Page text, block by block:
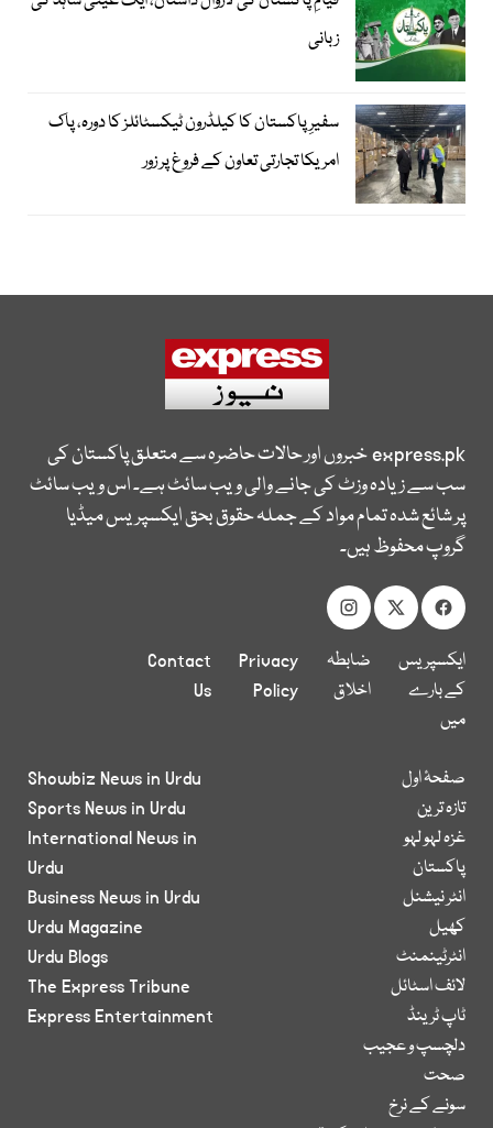
زبانی
سفیرِ پاکستان کا کیلڈرون ٹیکسٹائلز کا دورہ، پاک
امریکا تجارتی تعاون کے فروغ پر زور
express.pkخبروں اور حالات حاضرہ سے متعلق پاکستان کی
سب سے زیادہ وزٹ کی جانے والی ویب سائٹ ہے۔ اس ویب سائٹ
پر شائع شدہ تمام مواد کے جملہ حقوق بحق ایکسپریس میڈیا
گروپ محفوظ ہیں۔
ایکسپریس
کے بارے
میں
ضابطہ
اخلاق
Privacy
Policy
Contact
Us
صفحۂ اول
تازہ ترین
غزہ لہو لہو
پاکستان
انٹر نیشنل
کھیل
انٹرٹینمنٹ
لائف اسٹائل
ٹاپ ٹرینڈ
دلچسپ و عجیب
صحت
سونے کے نرخ
Showbiz News in Urdu
Sports News in Urdu
International News in
Urdu
Business News in Urdu
Urdu Magazine
Urdu Blogs
The Express Tribune
Express Entertainment